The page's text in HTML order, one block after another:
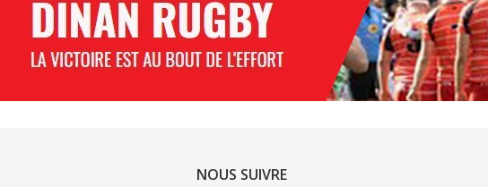
NOUS SUIVRE